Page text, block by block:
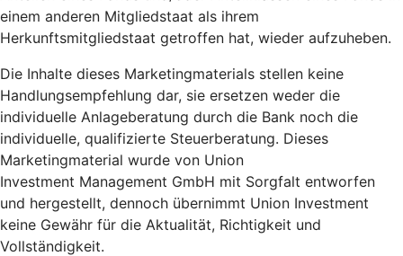
einem anderen Mitgliedstaat als ihrem
Herkunftsmitgliedstaat getroffen hat, wieder aufzuheben.
Die Inhalte dieses Marketingmaterials stellen keine
Handlungsempfehlung dar, sie ersetzen weder die
individuelle Anlageberatung durch die Bank noch die
individuelle, qualifizierte Steuerberatung. Dieses
Marketingmaterial wurde von Union
Investment Management GmbH mit Sorgfalt entworfen
und hergestellt, dennoch übernimmt Union Investment
keine Gewähr für die Aktualität, Richtigkeit und
Vollständigkeit.